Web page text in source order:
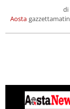
Aosta
di
gazzettamatin